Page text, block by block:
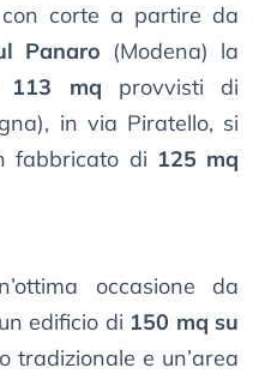
con corte a partire da
Panaro (Modena) la
113 mq provvisti di
in via Piratello, si
fabbricato di 125 mq
occasione da
edificio di 150 mq su
tradizionale e un’area